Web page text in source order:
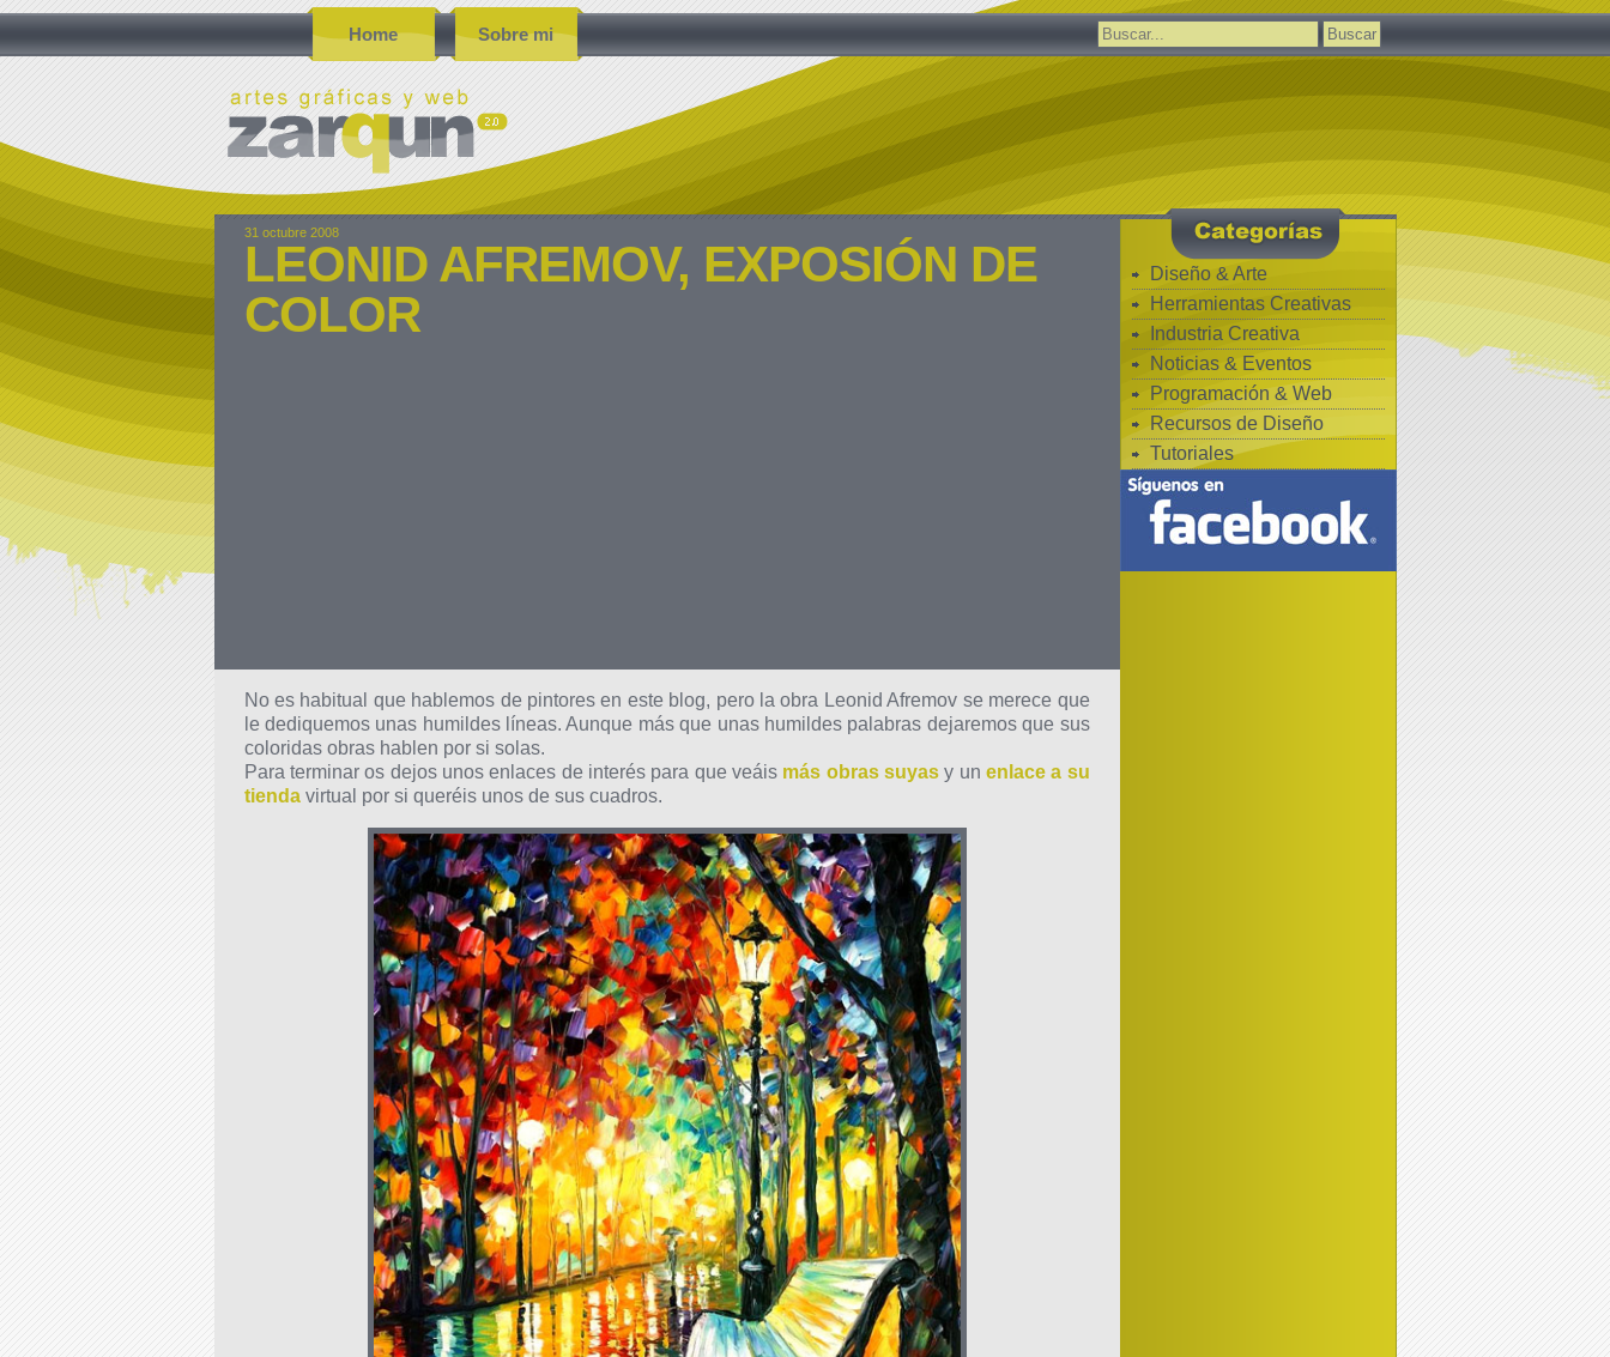
Home Sobre mi Buscar:
31 octubre 2008
LEONID AFREMOV, EXPOSIÓN DE
COLOR
No es habitual que hablemos de pintores en este blog, pero la obra Leonid Afremov se merece que
le dediquemos unas humildes líneas. Aunque más que unas humildes palabras dejaremos que sus
coloridas obras hablen por si solas.
Para terminar os dejos unos enlaces de interés para que veáis más obras suyasy un enlace a su
tiendavirtual por si queréis unos de sus cuadros.
Diseño & Arte
Herramientas Creativas
Industria Creativa
Noticias & Eventos
Programación & Web
Recursos de Diseño
Tutoriales